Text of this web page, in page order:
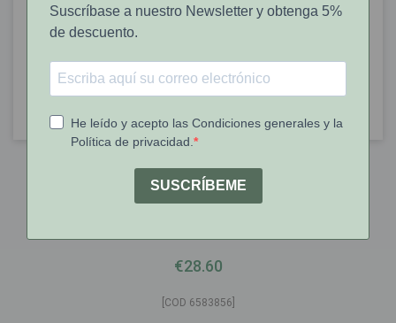
Vichy Dermablend 35 Fondo De
€28.60
[COD 6583856]